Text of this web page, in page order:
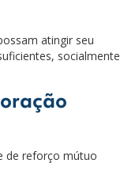
atingir seu
socialmente
de reforço mútuo